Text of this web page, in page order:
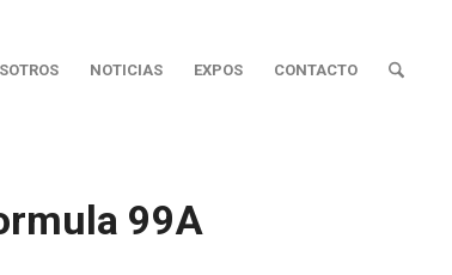
NOTICIAS EXPOS CONTACTO
99A